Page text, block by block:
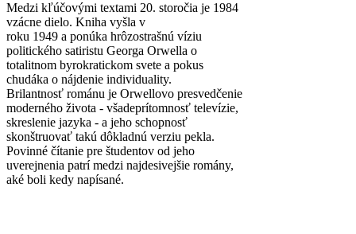
Medzi kľúčovými textami 20. storočia je 1984
vzácne dielo. Kniha vyšla v
roku 1949 a ponúka hrôzostrašnú víziu
politického satiristu Georga Orwella o
totalitnom byrokratickom svete a pokus
chudáka o nájdenie individuality.
Brilantnosť románu je Orwellovo presvedčenie
moderného života - všadeprítomnosť televízie,
skreslenie jazyka - a jeho schopnosť
skonštruovať takú dôkladnú verziu pekla.
Povinné čítanie pre študentov od jeho
uverejnenia patrí medzi najdesivejšie romány,
aké boli kedy napísané.